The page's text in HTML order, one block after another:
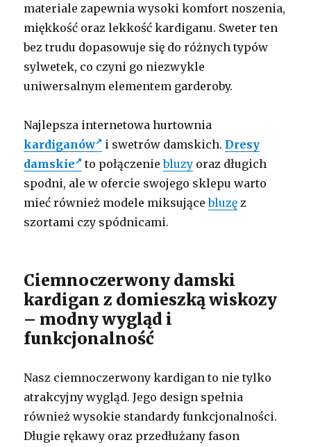
materiale zapewnia wysoki komfort noszenia,
miękkość oraz lekkość kardiganu. Sweter ten
bez trudu dopasowuje się do różnych typów
sylwetek, co czyni go niezwykle
uniwersalnym elementem garderoby.
Najlepsza internetowa hurtownia
kardiganów
i swetrów damskich.Dresy
damskie
to połączeniebluzy oraz długich
spodni, ale w ofercie swojego sklepu warto
mieć również modele miksującebluzę z
szortami czy spódnicami.
Ciemnoczerwony damski
kardigan z domieszką wiskozy
– modny wygląd i
funkcjonalność
Nasz ciemnoczerwony kardigan to nie tylko
atrakcyjny wygląd. Jego design spełnia
również wysokie standardy funkcjonalności.
Długie rękawy oraz przedłużany fason